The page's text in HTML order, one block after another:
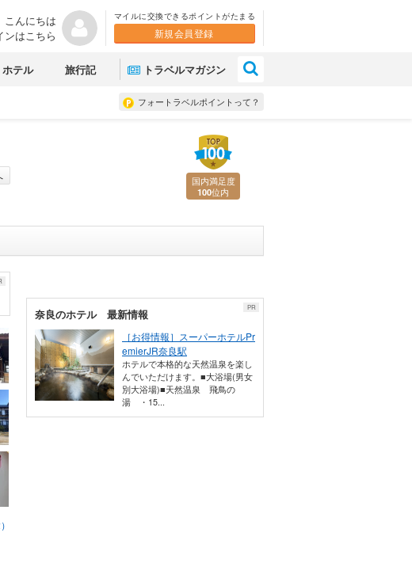
こんにちは
ンはこちら
マイルに交換できるポイントがたまる
新規会員登録
ホテル 旅行記 トラベルマガジン
フォートラベルポイントって？
国内満足度
100位内
PR
奈良のホテル 最新情報
［お得情報］スーパーホテルPr
emierJR奈良駅
ホテルで本格的な天然温泉を楽し
んでいただけます。■大浴場(男女
別大浴場)■天然温泉 飛鳥の
湯 ・15...